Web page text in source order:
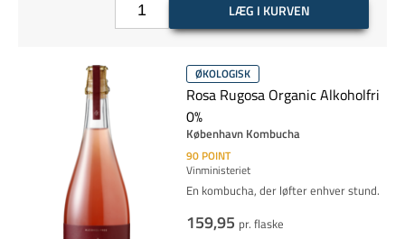
LÆG I KURVEN
ØKOLOGISK
Rosa Rugosa Organic Alkoholfri
0%
København Kombucha
90 POINT
Vinministeriet
En kombucha, der løfter enhver stund.
159,95 pr. flaske